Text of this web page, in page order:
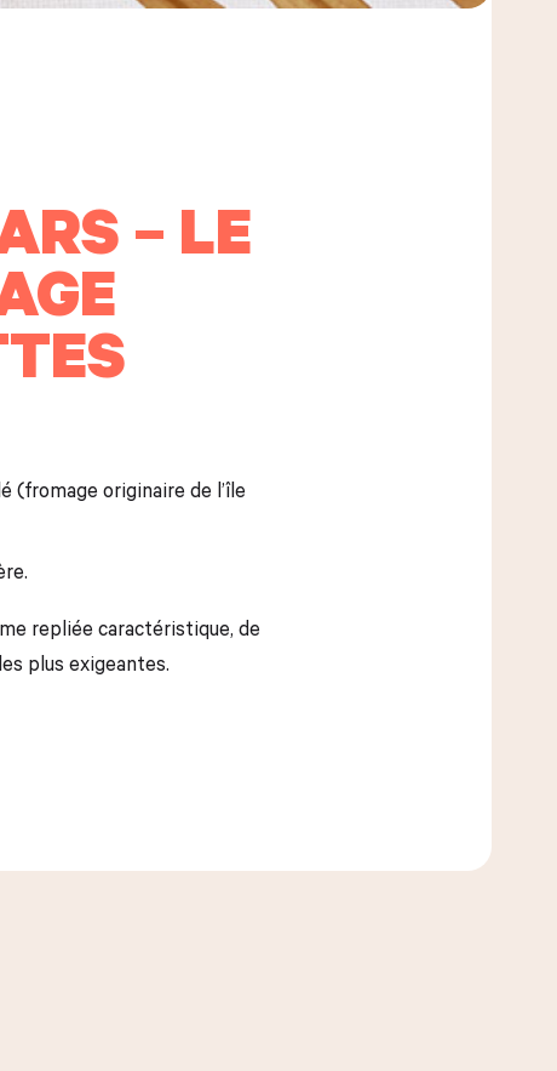
– LE
(fromage originaire de l’île
repliée caractéristique, de
plus exigeantes.